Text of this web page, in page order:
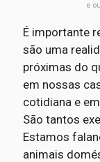
e
É importante
são uma
próximas do
em nossas
cotidiana e
São tantos
Estamos
animais